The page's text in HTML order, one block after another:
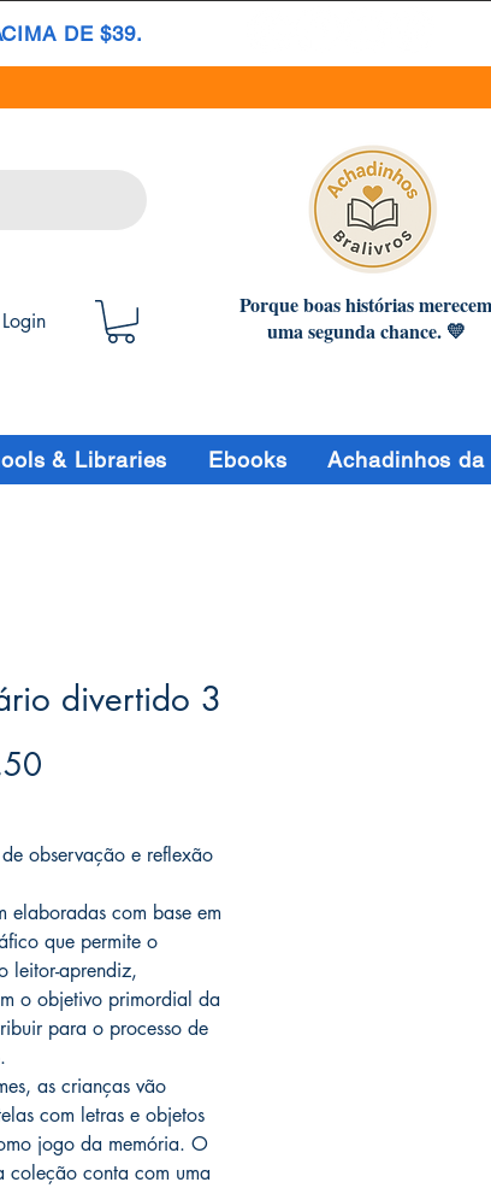
DE $39.
Login
Porque boas histórias merecem
uma segunda chance. 💛
& Libraries Ebooks Achadinhos
divertido 3
observação e reflexão
elaboradas com base em
que permite o
leitor-aprendiz,
o objetivo primordial da
para o processo de
as crianças vão
com letras e objetos
jogo da memória. O
coleção conta com uma